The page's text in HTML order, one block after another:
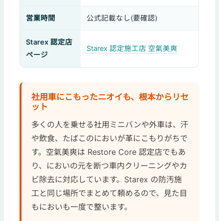
営業時間 公式記載なし(要確認)
Starex 認定店
ページ
Starex 認定施工店 空氣美爽
社用車にこもったニオイも、根本からリセ
ット
多くの人を乗せる社用ミニバンや外車は、汗
や飲食、たばこのにおいが革にこもりがちで
す。空氣美爽は Restore Core 認定店でもあ
り、においの元を断つ車内クリーニングやカ
ビ除去に対応しています。Starex の防汚施
工と同じ場所でまとめて頼めるので、見た目
もにおいも一度で整います。